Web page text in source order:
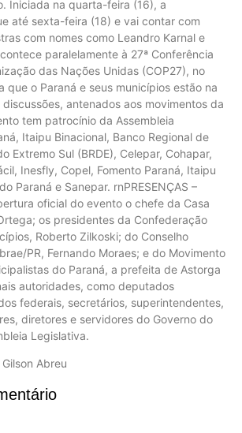
Iniciada na quarta-feira (16), a
até sexta-feira (18) e vai contar com
com nomes como Leandro Karnal e
paralelamente à 27ª Conferência
das Nações Unidas (COP27), no
que o Paraná e seus municípios estão na
antenados aos movimentos da
tem patrocínio da Assembleia
Itaipu Binacional, Banco Regional de
Extremo Sul (BRDE), Celepar, Cohapar,
Inesfly, Copel, Fomento Paraná, Itaipu
Paraná e Sanepar. rnPRESENÇAS –
oficial do evento o chefe da Casa
os presidentes da Confederação
Roberto Zilkoski; do Conselho
PR, Fernando Moraes; e do Movimento
do Paraná, a prefeita de Astorga
autoridades, como deputados
federais, secretários, superintendentes,
diretores e servidores do Governo do
Legislativa.
Abreu